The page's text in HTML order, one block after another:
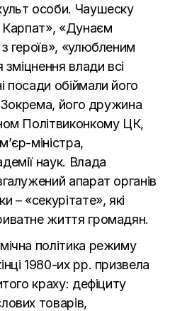
особи. Чаушеску
Карпат», «Дунаєм
героїв», «улюбленим
влади всі
посади обіймали його
Зокрема, його дружина
Політвиконкому ЦК,
міністра,
наук. Влада
апарат органів
– «секурітате», які
життя громадян.
політика режиму
1980-их рр. призвела
краху: дефіциту
товарів,